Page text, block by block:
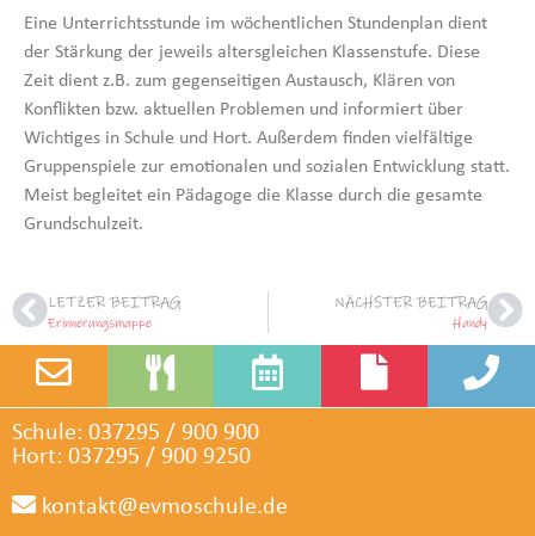
Eine Unterrichtsstunde im wöchentlichen Stundenplan dient
der Stärkung der jeweils altersgleichen Klassenstufe. Diese
Zeit dient z.B. zum gegenseitigen Austausch, Klären von
Konflikten bzw. aktuellen Problemen und informiert über
Wichtiges in Schule und Hort. Außerdem finden vielfältige
Gruppenspiele zur emotionalen und sozialen Entwicklung statt.
Meist begleitet ein Pädagoge die Klasse durch die gesamte
Grundschulzeit.
LETZER BEITRAG
Erinnerungsmappe
NÄCHSTER BEITRAG
Handy
Schule: 037295 / 900 900
Hort: 037295 / 900 9250
kontakt@evmoschule.de